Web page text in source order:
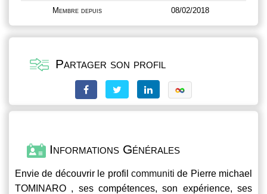
Membre depuis 08/02/2018
Partager son profil
Informations Générales
Envie de découvrir le profil communiti de Pierre michael
TOMINARO , ses compétences, son expérience, ses